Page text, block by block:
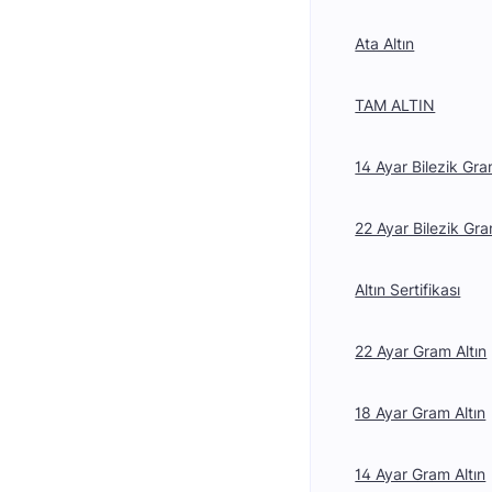
Ata Altın
TAM ALTIN
14 Ayar Bilezik
22 Ayar Bilezik
Altın Sertifikası
22 Ayar Gram Altın
18 Ayar Gram Altın
14 Ayar Gram Altın